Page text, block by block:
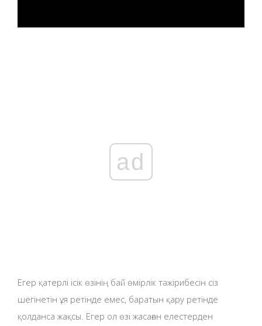
ad
Егер қатерлі ісік өзінің бай өмірлік тәжірибесін сіз
шегінетін ұя ретінде емес, баратын қару ретінде
қолданса жақсы. Егер ол өзі жасаған елестерден